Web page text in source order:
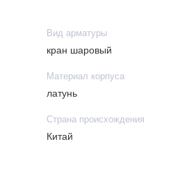
Вид арматуры
кран шаровый
Материал корпуса
латунь
Страна происхождения
Китай